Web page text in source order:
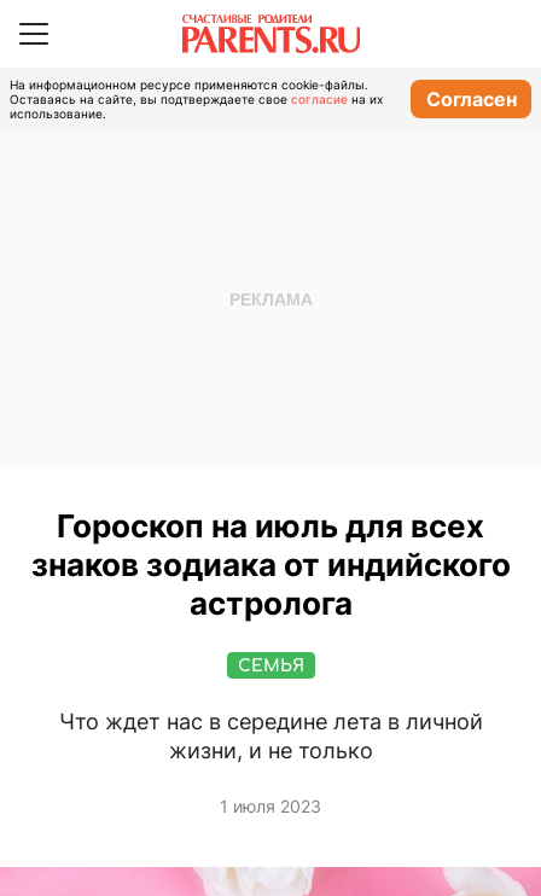
На информационном ресурсе применяются cookie-файлы.
Оставаясь на сайте, вы подтверждаете свое согласие на их
использование.
Согласен
Гороскоп на июль для всех
знаков зодиака от индийского
астролога
СЕМЬЯ
Что ждет нас в середине лета в личной
жизни, и не только
1 июля 2023